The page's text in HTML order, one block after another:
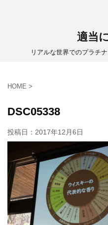
適当
リアルな世界でのプラチ
HOME >
DSC05338
投稿日： 2017年12月6日